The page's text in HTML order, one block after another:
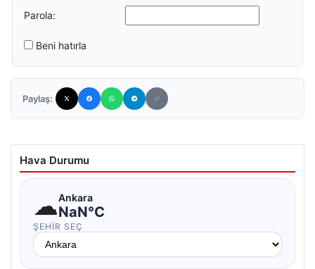
Parola:
Beni hatırla
Paylaş:
Hava Durumu
☁Ankara
NaN°C
ŞEHIR SEÇ